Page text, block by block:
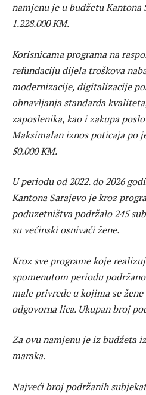
namjenu je u budžetu Kantona
1.228.000 KM.
Korisnicama programa na
refundaciju dijela troškova
modernizacije, digitalizacije
obnavljanja standarda
zaposlenika, kao i zakupa
Maksimalan iznos poticaja po
50.000 KM.
U periodu od 2022. do 2026
Kantona Sarajevo je kroz
poduzetništva podržalo 245
su većinski osnivači žene.
Kroz sve programe koje
spomenutom periodu
male privrede u kojima se
odgovorna lica. Ukupan broj
Za ovu namjenu je iz budžeta
maraka.
Najveći broj podržanih